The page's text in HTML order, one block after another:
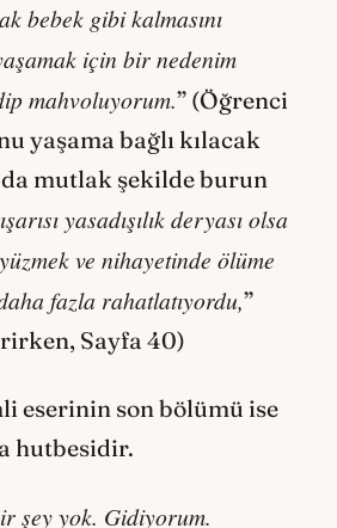
bebek gibi kalmasını
için bir nedenim
mahvoluyorum.” (Öğrenci
yaşama bağlı kılacak
mutlak şekilde burun
yasadışılık deryası olsa
ve nihayetinde ölüme
fazla rahatlatıyordu,”
Sayfa 40)
eserinin son bölümü ise
hutbesidir.
şey yok. Gidiyorum.